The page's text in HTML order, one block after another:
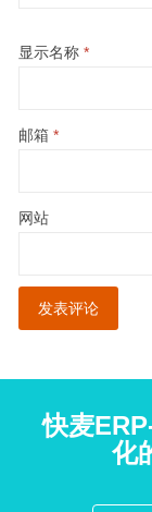
显示名称 *
邮箱 *
网站
快麦
化